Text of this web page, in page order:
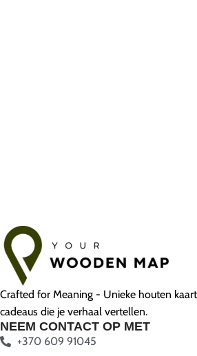
Crafted for Meaning - Unieke houten
cadeaus die je verhaal vertellen.
NEEM CONTACT OP MET
+370 609 91045